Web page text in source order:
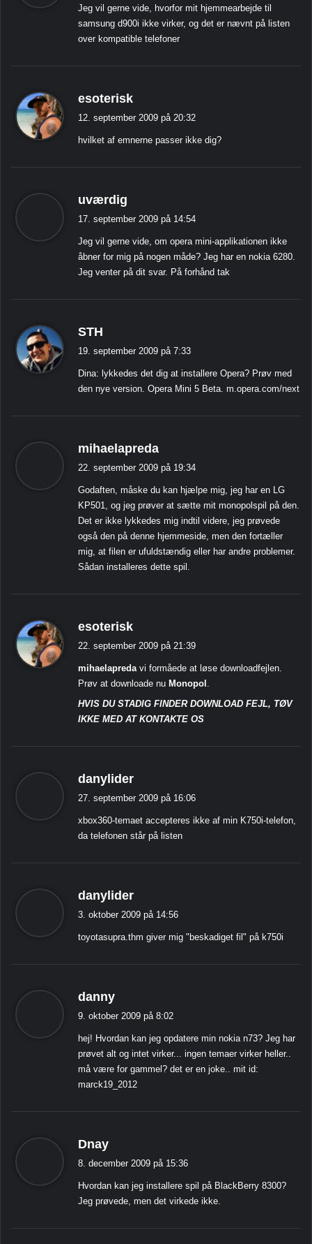
e
r
:
Jeg vil gerne vide, hvorfor mit hjemmearbejde til
samsung d900i ikke virker, og det er nævnt på listen
over kompatible telefoner
esoterisk
e
12. september 2009 på 20:32
hvilket af emnerne passer ikke dig?
uværdig
e
r
:
17. september 2009 på 14:54
Jeg vil gerne vide, om opera mini-applikationen ikke
åbner for mig på nogen måde? Jeg har en nokia 6280.
Jeg venter på dit svar. På forhånd tak
STH
e
r
19. september 2009 på 7:33
Dina: lykkedes det dig at installere Opera? Prøv med
den nye version. Opera Mini 5 Beta. m.opera.com/next
mihaelapreda
e
r
:
22. september 2009 på 19:34
Godaften, måske du kan hjælpe mig, jeg har en LG
KP501, og jeg prøver at sætte mit monopolspil på den.
Det er ikke lykkedes mig indtil videre, jeg prøvede
også den på denne hjemmeside, men den fortæller
mig, at filen er ufuldstændig eller har andre problemer.
Sådan installeres dette spil.
esoterisk
e
r
:
22. september 2009 på 21:39
mihaelapreda vi formåede at løse downloadfejlen.
Prøv at downloade nu Monopol
HVIS DU STADIG FINDER DOWNLOAD FEJL, TØV
IKKE MED AT KONTAKTE OS
danylider
e
r
27. september 2009 på 16:06
xbox360-temaet accepteres ikke af min K750i-telefon,
da telefonen står på listen
danylider
e
3. oktober 2009 på 14:56
toyotasupra.thm giver mig "beskadiget fil" på k750i
danny
e
r
9. oktober 2009 på 8:02
hej! Hvordan kan jeg opdatere min nokia n73? Jeg har
prøvet alt og intet virker... ingen temaer virker heller..
må være for gammel? det er en joke.. mit id:
marck19_2012
Dnay
e
r
8. december 2009 på 15:36
Hvordan kan jeg installere spil på BlackBerry 8300?
Jeg prøvede, men det virkede ikke.